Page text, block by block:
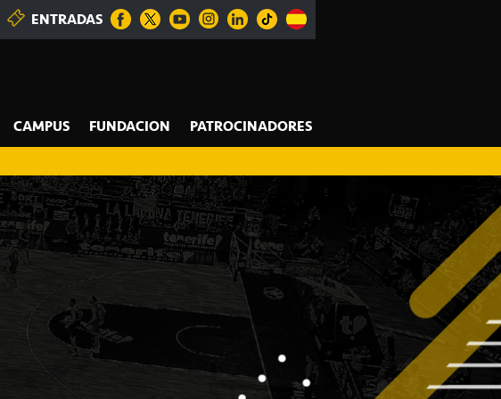
ENTRADAS
CAMPUS FUNDACION PATROCINADORES